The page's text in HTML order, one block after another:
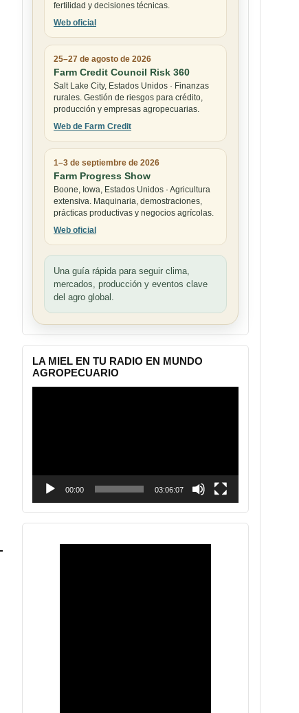
fertilidad y decisiones técnicas.
Web oficial
25–27 de agosto de 2026
Farm Credit Council Risk 360
Salt Lake City, Estados Unidos · Finanzas
rurales. Gestión de riesgos para crédito,
producción y empresas agropecuarias.
Web de Farm Credit
1–3 de septiembre de 2026
Farm Progress Show
Boone, Iowa, Estados Unidos · Agricultura
extensiva. Maquinaria, demostraciones,
prácticas productivas y negocios agrícolas.
Web oficial
Una guía rápida para seguir clima,
mercados, producción y eventos clave
del agro global.
LA MIEL EN TU RADIO EN MUNDO
AGROPECUARIO
00:00 03:06:07